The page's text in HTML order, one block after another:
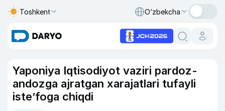
Toshkent O‘zbekcha
Yaponiya Iqtisodiyot vaziri pardoz-
andozga ajratgan xarajatlari tufayli
iste’foga chiqdi